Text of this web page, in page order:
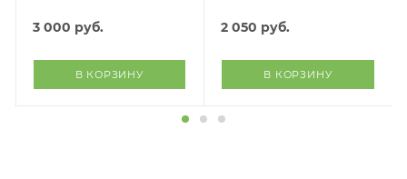
3 000 руб.
В КОРЗИНУ
2 050 руб.
В КОРЗИНУ